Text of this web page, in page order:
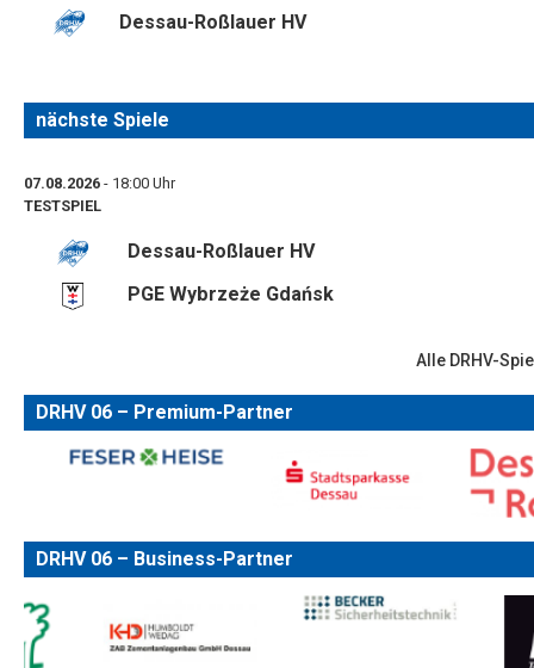
Dessau-Roßlauer HV
nächste Spiele
07.08.2026 - 18:00 Uhr
TESTSPIEL
Dessau-Roßlauer HV
PGE Wybrzeże Gdańsk
Alle DRHV-
DRHV 06 – Premium-Partner
DRHV 06 – Business-Partner